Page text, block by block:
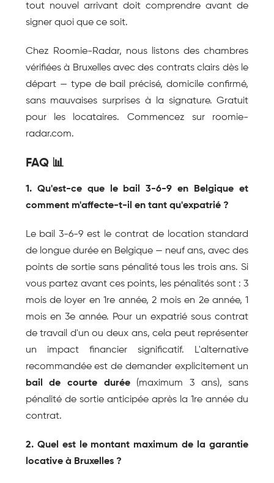
tout nouvel arrivant doit comprendre avant de
signer quoi que ce soit.
Chez Roomie-Radar, nous listons des chambres
vérifiées à Bruxelles avec des contrats clairs dès le
départ — type de bail précisé, domicile confirmé,
sans mauvaises surprises à la signature. Gratuit
pour les locataires. Commencez sur roomie-
radar.com.
FAQ 📊
1. Qu'est-ce que le bail 3-6-9 en Belgique et
comment m'affecte-t-il en tant qu'expatrié ?
Le bail 3-6-9 est le contrat de location standard
de longue durée en Belgique — neuf ans, avec des
points de sortie sans pénalité tous les trois ans. Si
vous partez avant ces points, les pénalités sont : 3
mois de loyer en 1re année, 2 mois en 2e année, 1
mois en 3e année. Pour un expatrié sous contrat
de travail d'un ou deux ans, cela peut représenter
un impact financier significatif. L'alternative
bail de courte durée (maximum 3 ans), sans
pénalité de sortie anticipée après la 1re année du
contrat.
2. Quel est le montant maximum de la garantie
locative à Bruxelles ?